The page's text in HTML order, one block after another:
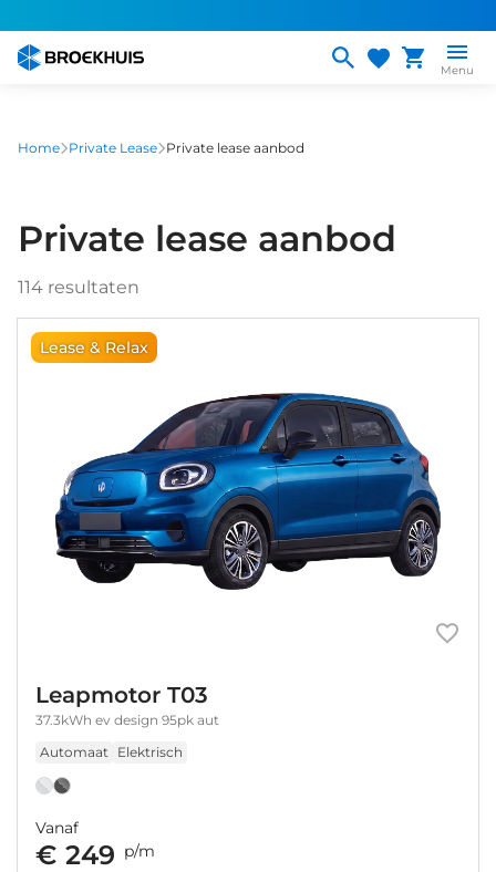
naar
gaan
Menu
Home Private Lease Private lease aanbod
Private lease aanbod
114 resultaten
Lease & Relax
Leapmotor T03
37.3kWh ev design 95pk aut
Automaat
Elektrisch
Vanaf
€ 249 p/m